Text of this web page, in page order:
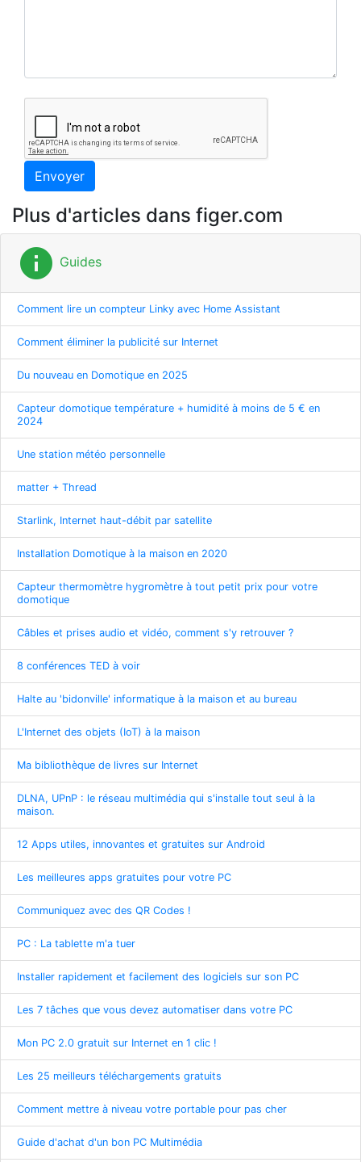
Envoyer
Plus d'articles dans figer.com
info Guides
Comment lire un compteur Linky avec Home Assistant
Comment éliminer la publicité sur Internet
Du nouveau en Domotique en 2025
Capteur domotique température + humidité à moins de 5 € en
2024
Une station météo personnelle
matter + Thread
Starlink, Internet haut-débit par satellite
Installation Domotique à la maison en 2020
Capteur thermomètre hygromètre à tout petit prix pour votre
domotique
Câbles et prises audio et vidéo, comment s'y retrouver ?
8 conférences TED à voir
Halte au 'bidonville' informatique à la maison et au bureau
L'Internet des objets (IoT) à la maison
Ma bibliothèque de livres sur Internet
DLNA, UPnP : le réseau multimédia qui s'installe tout seul à la
maison.
12 Apps utiles, innovantes et gratuites sur Android
Les meilleures apps gratuites pour votre PC
Communiquez avec des QR Codes !
PC : La tablette m'a tuer
Installer rapidement et facilement des logiciels sur son PC
Les 7 tâches que vous devez automatiser dans votre PC
Mon PC 2.0 gratuit sur Internet en 1 clic !
Les 25 meilleurs téléchargements gratuits
Comment mettre à niveau votre portable pour pas cher
Guide d'achat d'un bon PC Multimédia